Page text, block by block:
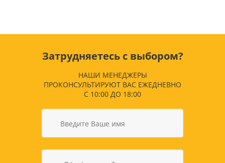
Затрудняетесь с выбором?
НАШИ МЕНЕДЖЕРЫ
ПРОКОНСУЛЬТИРУЮТ ВАС ЕЖЕДНЕВНО
С 10:00 ДО 18:00